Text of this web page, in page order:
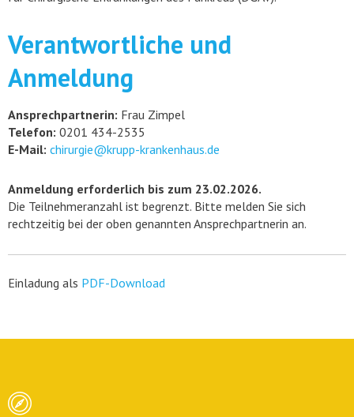
Verantwortliche und
Anmeldung
Ansprechpartnerin: Frau Zimpel
Telefon: 0201 434-2535
E-Mail: chirurgie@krupp-krankenhaus.de
Anmeldung erforderlich bis zum 23.02.2026.
Die Teilnehmeranzahl ist begrenzt. Bitte melden Sie sich
rechtzeitig bei der oben genannten Ansprechpartnerin an.
Einladung als PDF-Download